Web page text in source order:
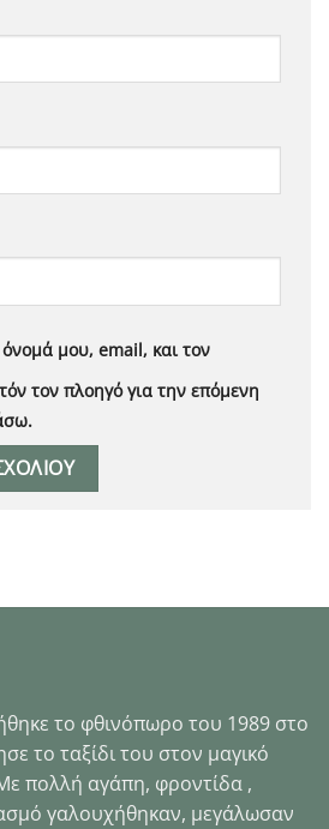
μου, email, και τον
τον πλοηγό για την επόμενη
το φθινόπωρο του 1989 στo
το ταξίδι του στον μαγικό
πολλή αγάπη, φροντίδα ,
γαλουχήθηκαν, μεγάλωσαν